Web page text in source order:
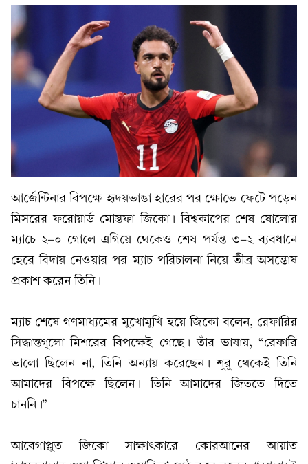
আর্জেন্টিনার বিপক্ষে হৃদয়ভাঙা হারের পর ক্ষোভে ফেটে পড়েন
মিসরের ফরোয়ার্ড মোস্তফা জিকো। বিশ্বকাপের শেষ ষোলোর
ম্যাচে ২-০ গোলে এগিয়ে থেকেও শেষ পর্যন্ত ৩-২ ব্যবধানে
হেরে বিদায় নেওয়ার পর ম্যাচ পরিচালনা নিয়ে তীব্র অসন্তোষ
প্রকাশ করেন তিনি।
ম্যাচ শেষে গণমাধ্যমের মুখোমুখি হয়ে জিকো বলেন, রেফারির
সিদ্ধান্তগুলো মিশরের বিপক্ষেই গেছে। তাঁর ভাষায়, “রেফারি
ভালো ছিলেন না, তিনি অন্যায় করেছেন। শুরু থেকেই তিনি
আমাদের বিপক্ষে ছিলেন। তিনি আমাদের জিততে দিতে
চাননি।”
আবেগাপ্লুত জিকো সাক্ষাৎকারে কোরআনের আয়াত